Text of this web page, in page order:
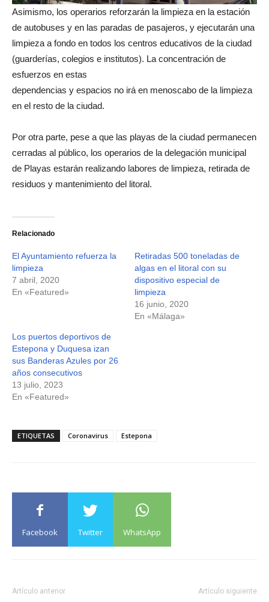
Asimismo, los operarios reforzarán la limpieza en la estación
de autobuses y en las paradas de pasajeros, y ejecutarán una
limpieza a fondo en todos los centros educativos de la ciudad
(guarderías, colegios e institutos). La concentración de
esfuerzos en estas
dependencias y espacios no irá en menoscabo de la limpieza
en el resto de la ciudad.
Por otra parte, pese a que las playas de la ciudad permanecen
cerradas al público, los operarios de la delegación municipal
de Playas estarán realizando labores de limpieza, retirada de
residuos y mantenimiento del litoral.
Relacionado
El Ayuntamiento refuerza la
limpieza
7 abril, 2020
En «Featured»
Retiradas 500 toneladas de
algas en el litoral con su
dispositivo especial de
limpieza
16 junio, 2020
En «Málaga»
Los puertos deportivos de
Estepona y Duquesa izan
sus Banderas Azules por 26
años consecutivos
13 julio, 2023
En «Featured»
ETIQUETAS Coronavirus Estepona
Facebook Twitter WhatsApp
Artículo anterior Artículo siguiente